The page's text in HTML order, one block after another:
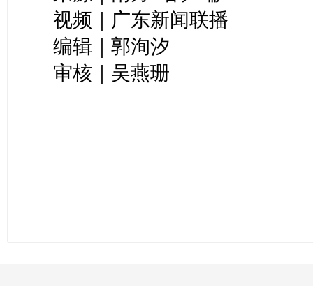
视频｜广东新闻联播
编辑｜郭洵汐
审核｜吴燕珊